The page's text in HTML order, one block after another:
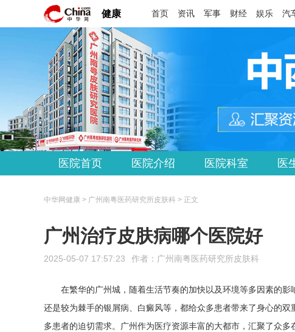
健康 首页 资讯 军事 财经 娱乐 汽
医院首页 医院介绍 医院科室 医
中华网健康 > 广州南粤医药研究所皮肤科 > 正文
广州治疗皮肤病哪个医院好
2025-05-07 17:57:23 作者： 广州南粤医药研究所皮肤科
在繁华的广州城，随着生活节奏的加快以及环境等多因素的
还是较为棘手的银屑病、白癜风等，都给众多患者带来了身心的
多患者的迫切需求。广州作为医疗资源丰富的大都市，汇聚了众